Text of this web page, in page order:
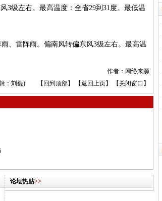
3级左右。最高温度：全省29到31度。最低温
、雷阵雨。偏南风转偏东风3级左右。最高温
作者：网络来源
辑：刘巍) 【 回到顶部】 【返回上页】 【 关闭窗口 】
论坛热贴>>